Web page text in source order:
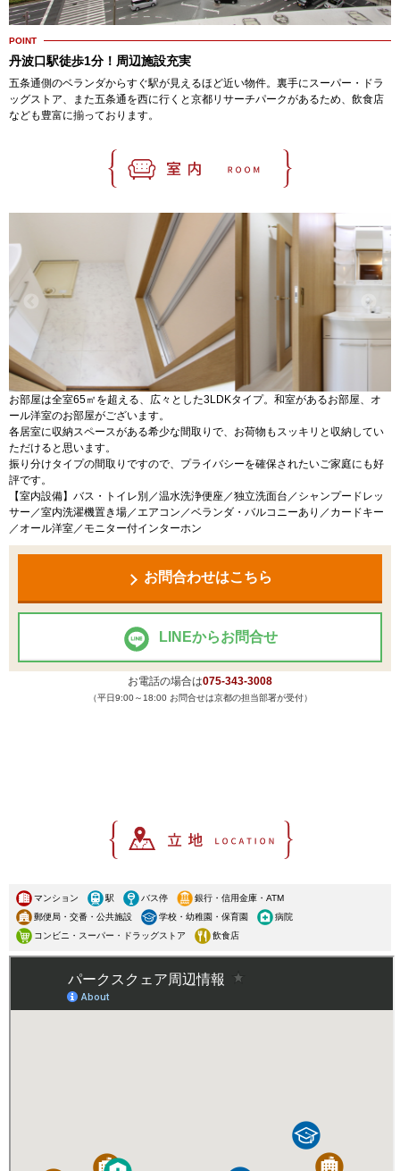
POINT
丹波口駅徒歩1分！周辺施設充実
五条通側のベランダからすぐ駅が見えるほど近い物件。裏手にスーパー・ドラ
ッグストア、また五条通を西に行くと京都リサーチパークがあるため、飲食店
なども豊富に揃っております。
お部屋は全室65㎡を超える、広々とした3LDKタイプ。和室があるお部屋、オ
ール洋室のお部屋がございます。
各居室に収納スペースがある希少な間取りで、お荷物もスッキリと収納してい
ただけると思います。
振り分けタイプの間取りですので、プライバシーを確保されたいご家庭にも好
評です。
【室内設備】バス・トイレ別／温水洗浄便座／独立洗面台／シャンプードレッ
サー／室内洗濯機置き場／エアコン／ベランダ・バルコニーあり／カードキー
／オール洋室／モニター付インターホン
お問合わせはこちら
LINEからお問合せ
お電話の場合は075-343-3008
（平日9:00～18:00 お問合せは京都の担当部署が受付）
マンション 駅 バス停
銀行・信用金庫・ATM
郵便局・交番・公共施設
学校・幼稚園・保育園
病院
コンビニ・スーパー・ドラッグストア
飲食店